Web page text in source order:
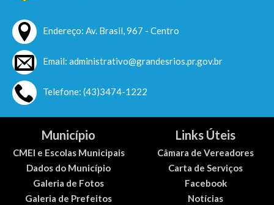
Endereço: Av. Brasil, 967 - Centro
Email: administrativo@grandesrios.pr.gov.br
Telefone: (43)3474-1222
Município
CMEI e Escolas Municipais
Dados do Município
Galeria de Fotos
Galeria de Prefeitos
Links Úteis
Câmara de Vereadores
Carta de Serviços
Facebook
Notícias